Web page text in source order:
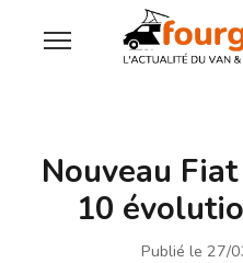
Nouveau
10
Publié le 27/